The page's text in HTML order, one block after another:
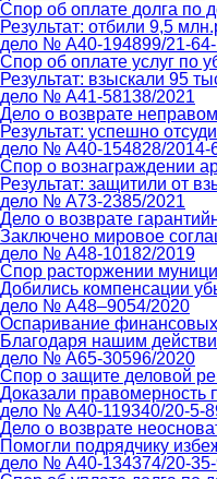
Спор об оплате долга по
Результат: отбили 9,5
дело № А40-194899/21-
Спор об оплате услуг по
Результат: взыскали 95
дело № А41-58138/2021
Дело о возврате
Результат: успешно
дело № А40-154828/2014-
Спор о вознаграждении
Результат: защитили от
дело № А73-2385/2021
Дело о возврате
Заключено мировое
дело № А48-10182/2019
Спор расторжении
Добились компенсации
дело № А48–9054/2020
Оспаривание финансовых
Благодаря нашим
дело № А65-30596/2020
Спор о защите деловой
Доказали правомерность
дело № А40-119340/20-5-
Дело о возврате
Помогли подрядчику
дело № А40-134374/20-